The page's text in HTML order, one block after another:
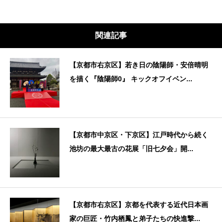
関連記事
【京都市右京区】若き日の陰陽師・安倍晴明
を描く『陰陽師0』 キックオフイベン...
【京都市中京区・下京区】江戸時代から続く
池坊の最大最古の花展「旧七夕会」開...
【京都市右京区】京都を代表する近代日本画
家の巨匠・竹内栖鳳と弟子たちの快進撃...